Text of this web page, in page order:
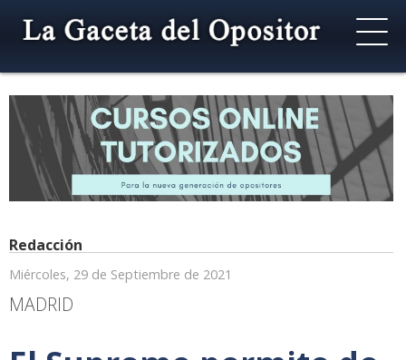
Redacción
Miércoles, 29 de Septiembre de 2021
MADRID